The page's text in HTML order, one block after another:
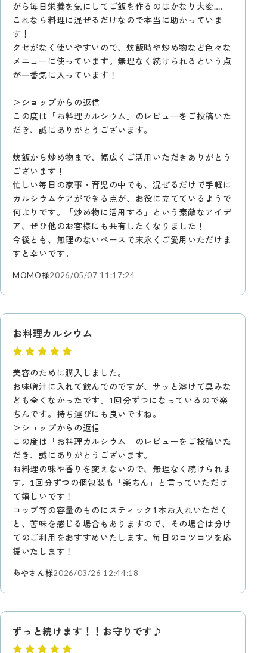
がら毎日栄養を気にしてご飯を作るのはかなり大変…。
これなら料理に混ぜるだけなので本当に助かっていま
す！
クセがなく使いやすいので、炊飯時や炒め物など色々な
メニューに使っています。無理なく続けられるという点
が一番気に入っています！
＞ショップからの返信
この度は「お料理カルシウム」のレビューをご投稿いた
だき、誠にありがとうございます。
炊飯から炒め物まで、幅広くご活用いただきありがとう
ございます！
忙しい毎日の家事・育児の中でも、混ぜるだけで手軽に
カルシウムケアができる点が、お役に立てているようで
何よりです。「炒め物に活用する」という素敵なアイデ
ア、ぜひ他のお客様にも共有したくなりました！
今後とも、無理のないペースで末永くご愛用いただけま
すと幸いです。
MOMO様2026/05/07 11:17:24
お料理カルシウム
美容のために購入しました。
お味噌汁に入れて飲んでのですが、サッと溶けて臭みな
ども全くなかったです。1回分ずつになっているので楽
ちんです。持ち運びにも良いですね。
＞ショップからの返信
この度は「お料理カルシウム」のレビューをご投稿いた
だき、誠にありがとうございます。
お料理の味や香りを変えないので、無理なく続けられま
す。1回分ずつの個包装も「楽ちん」と言っていただけ
て嬉しいです！
コップ等の容量のものにスティック1本お入れいただく
と、苦味を感じる場合もありますので、その場合は分け
てのご利用をおすすめいたします。毎日のコツコツを応
援いたします！
あやさん様2026/03/26 12:44:18
ずっと続けます！！お守りです♪